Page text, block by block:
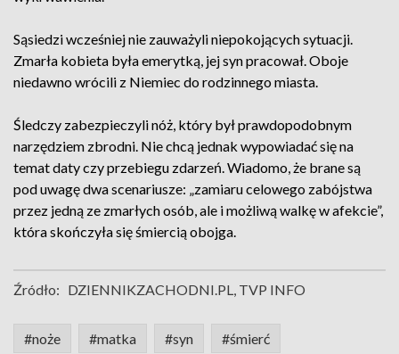
Sąsiedzi wcześniej nie zauważyli niepokojących sytuacji.
Zmarła kobieta była emerytką, jej syn pracował. Oboje
niedawno wrócili z Niemiec do rodzinnego miasta.
Śledczy zabezpieczyli nóż, który był prawdopodobnym
narzędziem zbrodni. Nie chcą jednak wypowiadać się na
temat daty czy przebiegu zdarzeń. Wiadomo, że brane są
pod uwagę dwa scenariusze: „zamiaru celowego zabójstwa
przez jedną ze zmarłych osób, ale i możliwą walkę w afekcie”,
która skończyła się śmiercią obojga.
Źródło: DZIENNIKZACHODNI.PL, TVP INFO
#noże #matka #syn #śmierć